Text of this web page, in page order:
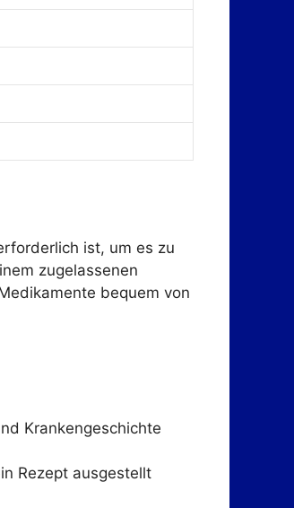
ist, um es zu
zugelassenen
bequem von
Krankengeschichte
Rezept ausgestellt